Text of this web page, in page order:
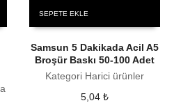
SEPETE EKLE
Samsun 5 Dakikada Acil A5
Broşür Baskı 50-100 Adet
Kategori Harici ürünler
5,04₺